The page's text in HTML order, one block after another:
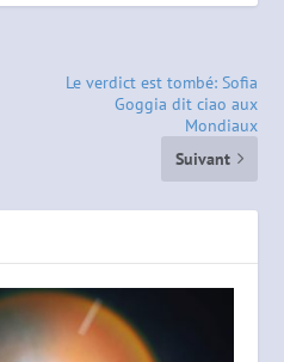
Le verdict est tombé: Sofia
Goggia dit ciao aux
Mondiaux
Suivant